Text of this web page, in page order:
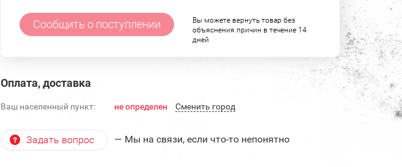
Сообщить о поступлении
Вы можете вернуть товар без
объяснения причин в течение 14
дней
Оплата, доставка
Ваш населенный пункт: не определен Cменить город
Задать вопрос — Мы на связи, если что-то непонятно